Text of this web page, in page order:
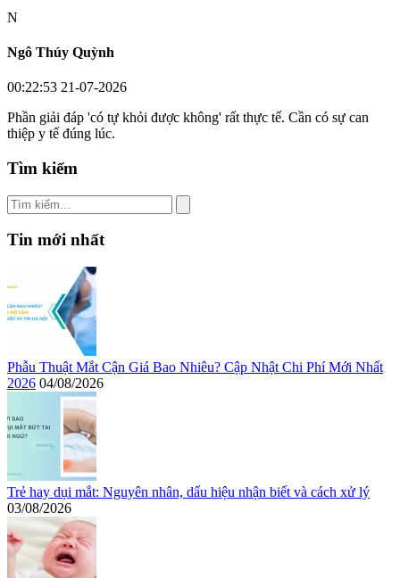
N
Ngô Thúy Quỳnh
00:22:53 21-07-2026
Phần giải đáp 'có tự khỏi được không' rất thực tế. Cần có sự can
thiệp y tế đúng lúc.
Tìm kiếm
Tin mới nhất
Phẫu Thuật Mắt Cận Giá Bao Nhiêu? Cập Nhật Chi Phí Mới Nhất
2026 04/08/2026
Trẻ hay dụi mắt: Nguyên nhân, dấu hiệu nhận biết và cách xử lý
03/08/2026